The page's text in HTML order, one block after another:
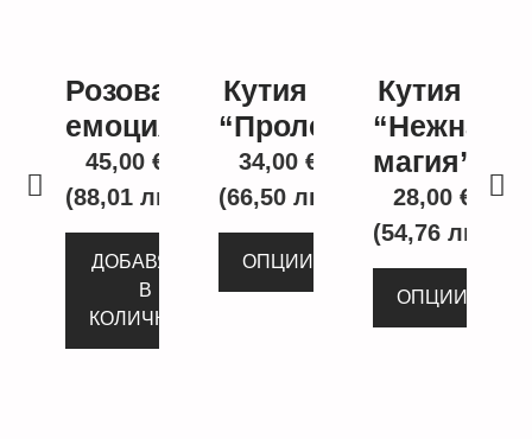
Розова
емоция
45,00 €
(88,01 лв.)
ДОБАВЯНЕ
В
КОЛИЧКАТА
Кутия
“Пролет”
34,00€
(66,50 лв.)
ОПЦИИ
Кутия
“Нежна
магия”
28,00 €
(54,76 лв.)
ОПЦИИ